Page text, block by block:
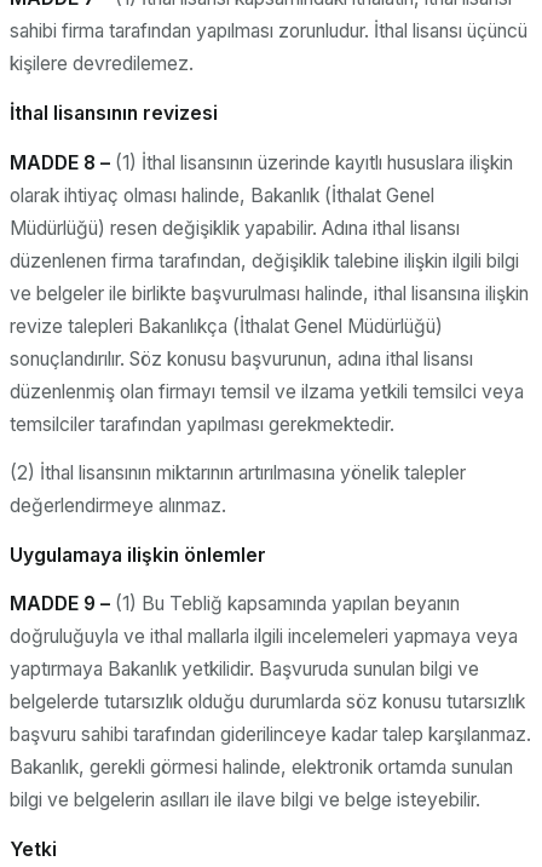
sahibi firma tarafından yapılması zorunludur. İthal lisansı üçüncü
kişilere devredilemez.
İthal lisansının revizesi
MADDE 8 – (1) İthal lisansının üzerinde kayıtlı hususlara ilişkin
olarak ihtiyaç olması halinde, Bakanlık (İthalat Genel
Müdürlüğü) resen değişiklik yapabilir. Adına ithal lisansı
düzenlenen firma tarafından, değişiklik talebine ilişkin ilgili bilgi
ve belgeler ile birlikte başvurulması halinde, ithal lisansına ilişkin
revize talepleri Bakanlıkça (İthalat Genel Müdürlüğü)
sonuçlandırılır. Söz konusu başvurunun, adına ithal lisansı
düzenlenmiş olan firmayı temsil ve ilzama yetkili temsilci veya
temsilciler tarafından yapılması gerekmektedir.
(2) İthal lisansının miktarının artırılmasına yönelik talepler
değerlendirmeye alınmaz.
Uygulamaya ilişkin önlemler
MADDE 9 – (1) Bu Tebliğ kapsamında yapılan beyanın
doğruluğuyla ve ithal mallarla ilgili incelemeleri yapmaya veya
yaptırmaya Bakanlık yetkilidir. Başvuruda sunulan bilgi ve
belgelerde tutarsızlık olduğu durumlarda söz konusu tutarsızlık
başvuru sahibi tarafından giderilinceye kadar talep karşılanmaz.
Bakanlık, gerekli görmesi halinde, elektronik ortamda sunulan
bilgi ve belgelerin asılları ile ilave bilgi ve belge isteyebilir.
Yetki